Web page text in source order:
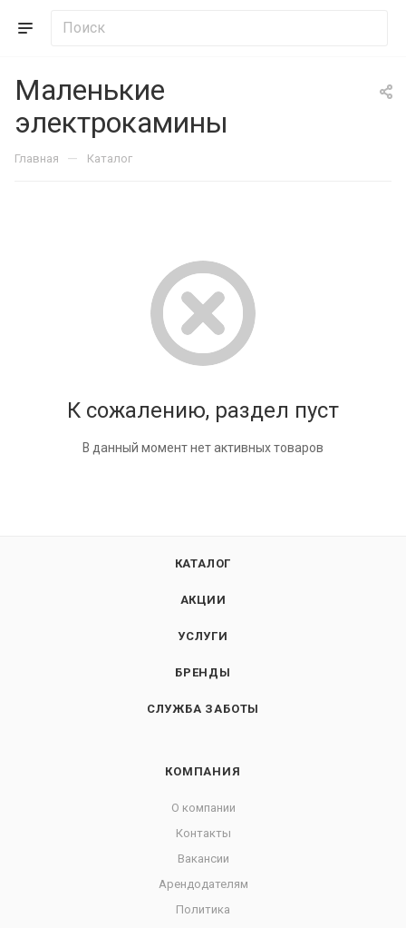
Маленькие
электрокамины
Главная — Каталог
К сожалению, раздел пуст
В данный момент нет активных товаров
КАТАЛОГ
АКЦИИ
УСЛУГИ
БРЕНДЫ
СЛУЖБА ЗАБОТЫ
КОМПАНИЯ
О компании
Контакты
Вакансии
Арендодателям
Политика